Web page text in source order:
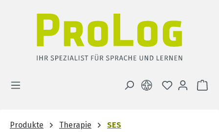
DU HAST 0
Produkte Therapie SES